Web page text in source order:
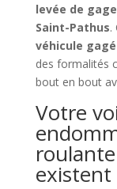
levée de
Saint-Pathus.
véhicule
des formalités
bout en bout
Votre
existent